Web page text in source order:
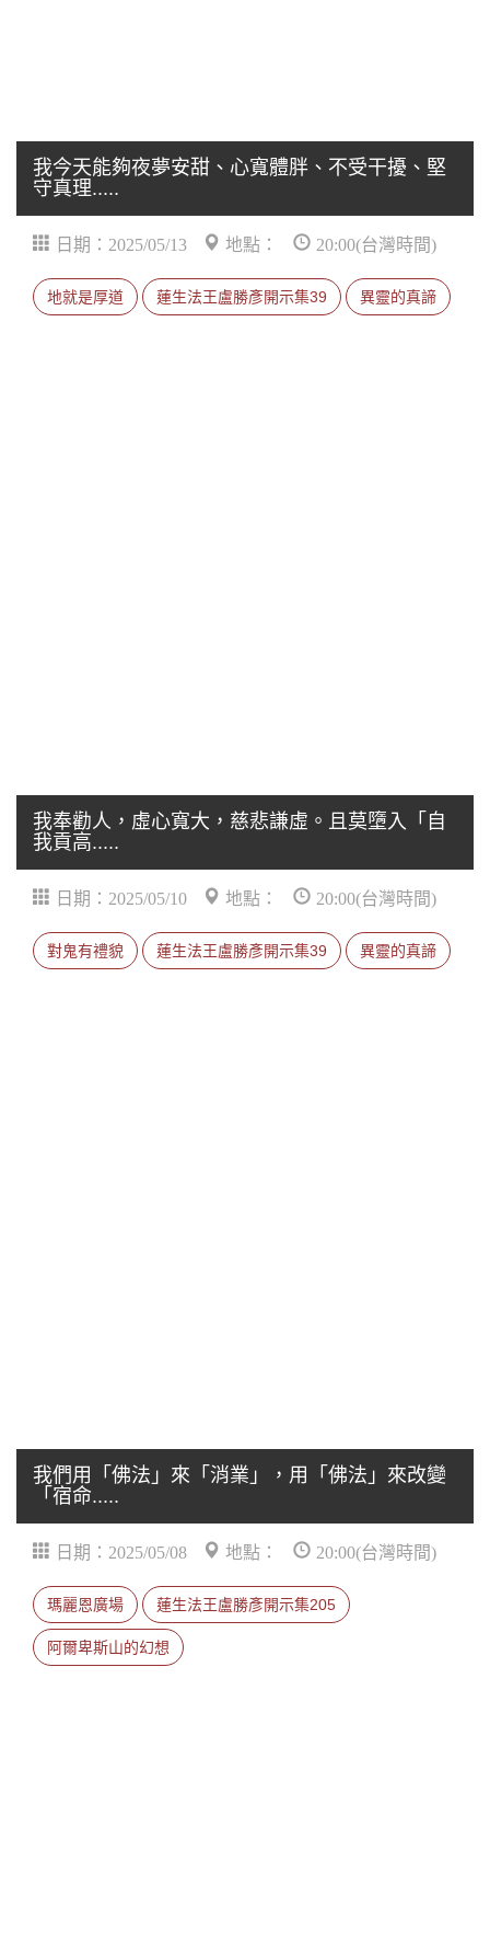
我今天能夠夜夢安甜、心寬體胖、不受干擾、堅
守真理.....
日期：2025/05/13 地點： 20:00(台灣時間)
地就是厚道 蓮生法王盧勝彥開示集39 異靈的真諦
我奉勸人，虛心寬大，慈悲謙虛。且莫墮入「自
我貢高.....
日期：2025/05/10 地點： 20:00(台灣時間)
對鬼有禮貌 蓮生法王盧勝彥開示集39 異靈的真諦
我們用「佛法」來「消業」，用「佛法」來改變
「宿命.....
日期：2025/05/08 地點： 20:00(台灣時間)
瑪麗恩廣場 蓮生法王盧勝彥開示集205
阿爾卑斯山的幻想